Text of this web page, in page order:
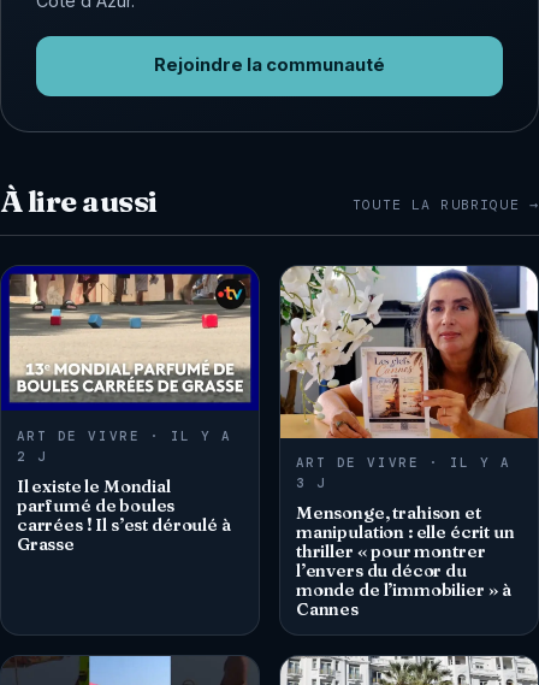
Rejoindre la communauté
À lire aussi TOUTE LA RUBRIQUE →
ART DE VIVRE · IL Y A
2 J
Il existe le Mondial
parfumé de boules
carrées ! Il s’est déroulé à
Grasse
ART DE VIVRE · IL Y A
3 J
Mensonge, trahison et
manipulation : elle écrit un
thriller « pour montrer
l’envers du décor du
monde de l’immobilier » à
Cannes